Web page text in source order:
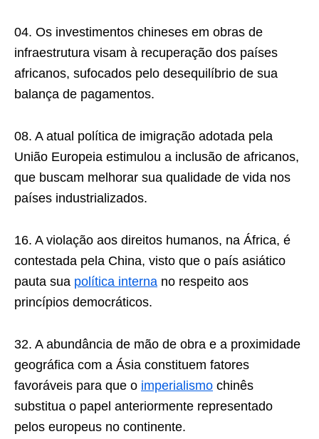
04. Os investimentos chineses em obras de
infraestrutura visam à recuperação dos países
africanos, sufocados pelo desequilíbrio de sua
balança de pagamentos.
08. A atual política de imigração adotada pela
União Europeia estimulou a inclusão de africanos,
que buscam melhorar sua qualidade de vida nos
países industrializados.
16. A violação aos direitos humanos, na África, é
contestada pela China, visto que o país asiático
pauta sua política interna no respeito aos
princípios democráticos.
32. A abundância de mão de obra e a proximidade
geográfica com a Ásia constituem fatores
favoráveis para que o imperialismo chinês
substitua o papel anteriormente representado
pelos europeus no continente.